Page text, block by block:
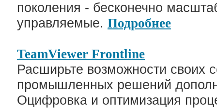
поколения - бесконечно
управляемые. Подробнее
TeamViewer Frontline
Расширьте возможности своих
промышленных решений
Оцифровка и оптимизация